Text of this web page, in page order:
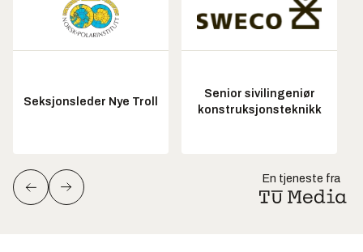
Seksjonsleder Nye Troll
Senior sivilingeniør
konstruksjonsteknikk
En tjeneste fra